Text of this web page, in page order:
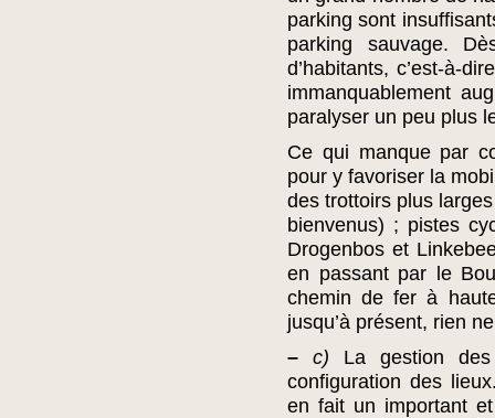
parking sont
parking sauvage.
d’habitants, c’est-à-
immanquablement
paralyser un peu plus
Ce qui manque par
pour y favoriser la
des trottoirs plus
bienvenus) ; pistes
Drogenbos et
en passant par le
chemin de fer à
jusqu’à présent, rien
–
c) La gestion
configuration des
en fait un important